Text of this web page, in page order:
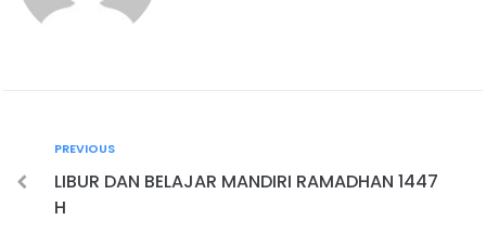
PREVIOUS
LIBUR DAN BELAJAR MANDIRI RAMADHAN 1447
H